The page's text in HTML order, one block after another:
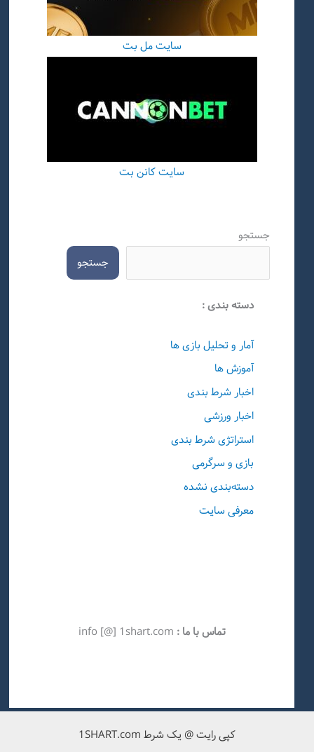
سایت مل بت
سایت کانن بت
جستجو
جستجو
دسته بندی :
آمار و تحلیل بازی ها
آموزش ها
اخبار شرط بندی
اخبار ورزشی
استراتژی شرط بندی
بازی و سرگرمی
دسته‌بندی نشده
معرفی سایت
تماس با ما : info [@] 1shart.com
کپی رایت @ یک شرط 1SHART.com